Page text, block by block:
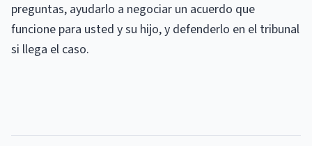
preguntas, ayudarlo a negociar un acuerdo que
funcione para usted y su hijo, y defenderlo en el tribunal
si llega el caso.